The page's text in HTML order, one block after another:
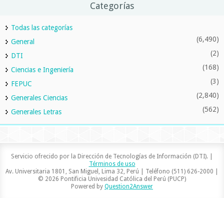
Categorías
Todas las categorías
General
(6,490)
DTI (2)
Ciencias e Ingeniería (168)
FEPUC (3)
Generales Ciencias (2,840)
Generales Letras (562)
Servicio ofrecido por la Dirección de Tecnologías de Información (DTI). |
Términos de uso
Av. Universitaria 1801, San Miguel, Lima 32, Perú | Teléfono (511) 626-2000 |
© 2026 Pontificia Univesidad Católica del Perú (PUCP)
Powered by Question2Answer